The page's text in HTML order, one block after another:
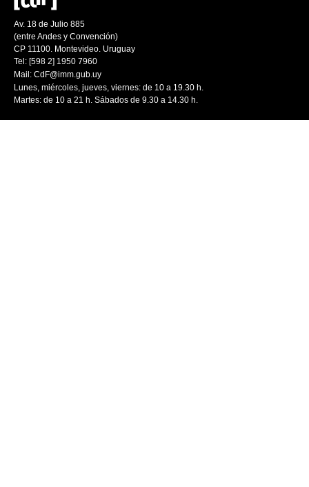
Av. 18 de Julio 885
(entre Andes y Convención)
CP 11100. Montevideo. Uruguay
Tel: [598 2] 1950 7960
Mail: CdF@imm.gub.uy
Lunes, miércoles, jueves, viernes: de 10 a 19.30 h.
Martes: de 10 a 21 h. Sábados de 9.30 a 14.30 h.